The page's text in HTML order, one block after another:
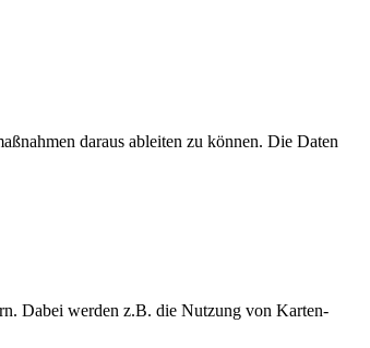
daraus ableiten zu können. Die Daten
Dabei werden z.B. die Nutzung von Karten-